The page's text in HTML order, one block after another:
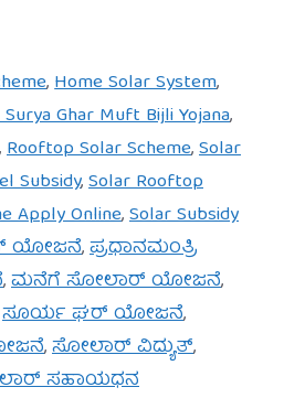
,Home Solar System,
Ghar Muft Bijli Yojana,
,Rooftop Solar Scheme,Solar
Subsidy,Solar Rooftop
Apply Online,Solar Subsidy
ಯೋಜನೆ,ಪ್ರಧಾನಮಂತ್ರಿ
,ಮನೆಗೆ ಸೋಲಾರ್ ಯೋಜನೆ,
ಸೂರ್ಯ ಘರ್ ಯೋಜನೆ,
,ಸೋಲಾರ್ ವಿದ್ಯುತ್,
ಸಹಾಯಧನ